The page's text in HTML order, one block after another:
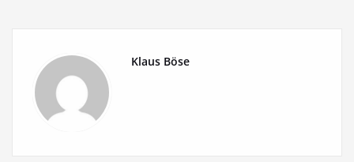
Klaus Böse